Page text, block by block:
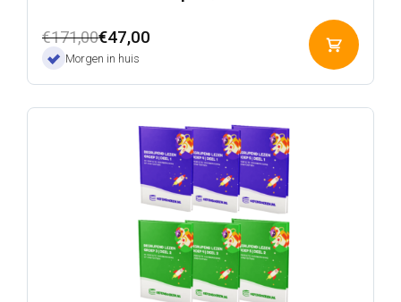
€171,00
Oorspronkelijke
prijs
€171,00.
€47,00
Huidige
prijs
€47,00.
Morgen in huis
aan